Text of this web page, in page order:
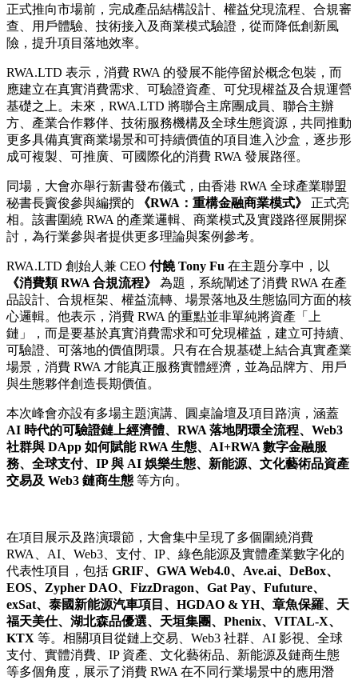
正式推向市場前，完成產品結構設計、權益兌現流程、合規審
查、用戶體驗、技術接入及商業模式驗證，從而降低創新風
險，提升項目落地效率。
RWA.LTD 表示，消費 RWA 的發展不能停留於概念包裝，而
應建立在真實消費需求、可驗證資產、可兌現權益及合規運營
基礎之上。未來，RWA.LTD 將聯合主席團成員、聯合主辦
方、產業合作夥伴、技術服務機構及全球生態資源，共同推動
更多具備真實商業場景和可持續價值的項目進入沙盒，逐步形
成可複製、可推廣、可國際化的消費 RWA 發展路徑。
同場，大會亦舉行新書發布儀式，由香港 RWA 全球產業聯盟
秘書長竇俊參與編撰的
《RWA ：重構金融商業模式》
正式亮
相。該書圍繞 RWA 的產業邏輯、商業模式及實踐路徑展開探
討，為行業參與者提供更多理論與案例參考。
RWA.LTD 創始人兼 CEO 付饒Tony Fu 在主題分享中，以
《消費類RWA 合規流程》
為題，系統闡述了消費 RWA 在產
品設計、合規框架、權益流轉、場景落地及生態協同方面的核
心邏輯。他表示，消費 RWA 的重點並非單純將資產「上
鏈」，而是要基於真實消費需求和可兌現權益，建立可持續、
可驗證、可落地的價值閉環。只有在合規基礎上結合真實產業
場景，消費 RWA 才能真正服務實體經濟，並為品牌方、用戶
與生態夥伴創造長期價值。
本次峰會亦設有多場主題演講、圓桌論壇及項目路演，涵蓋
AI 時代的可驗證鏈上經濟體、 RWA 落地閉環全流程、 Web3
社群與 DApp 如何賦能RWA 生態、 AI+RWA 數字金融服
務、全球支付、 IP與 AI 娛樂生態、新能源、文化藝術品資產
交易及 Web3 鏈商生態 等方向。
在項目展示及路演環節，大會集中呈現了多個圍繞消費
RWA、AI、Web3、支付、IP、綠色能源及實體產業數字化的
代表性項目，包括 GRIF、 GWA Web4.0、 Ave.ai、 DeBox、
EOS、 Zypher DAO、 FizzDragon、 Gat Pay、 Fufuture、
exSat、泰國新能源汽車項目、 HGDAO & YH、章魚保羅、天
福天美仕、湖北森品優選、天垣集團、 Phenix、 VITAL-X、
KTX 等。相關項目從鏈上交易、Web3 社群、AI 影視、全球
支付、實體消費、IP 資產、文化藝術品、新能源及鏈商生態
等多個角度，展示了消費 RWA 在不同行業場景中的應用潛